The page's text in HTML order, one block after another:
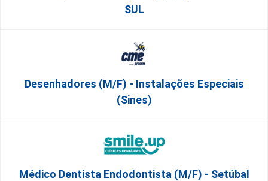
SUL
Desenhadores (m/f) - Instalações Especiais
(Sines)
Médico Dentista Endodontista (M/F) - Setúbal